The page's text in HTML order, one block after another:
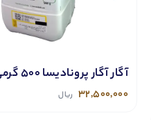
آگار آگار پرونادیسا 500 گرمی
32,500,000 ریال